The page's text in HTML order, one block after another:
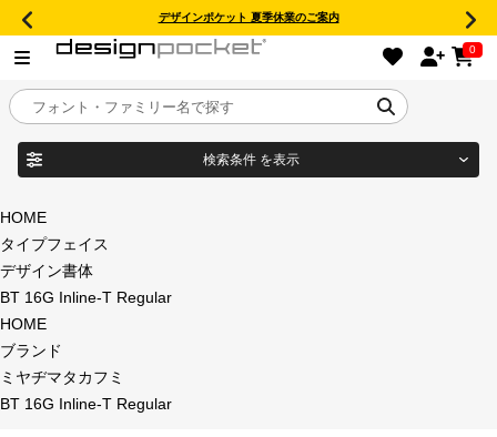
デザインポケット 夏季休業のご案内
0
目的別フォントガイド
特集
年間ライセンス商品
検索条件 を表示
商品名
HOME
タイプフェイス
デザイン書体
BT 16G Inline-T Regular
HOME
ブランド
ミヤヂマタカフミ
BT 16G Inline-T Regular